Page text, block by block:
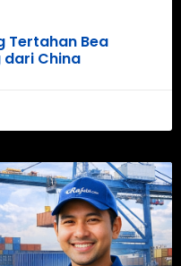
Tertahan Bea
dari China